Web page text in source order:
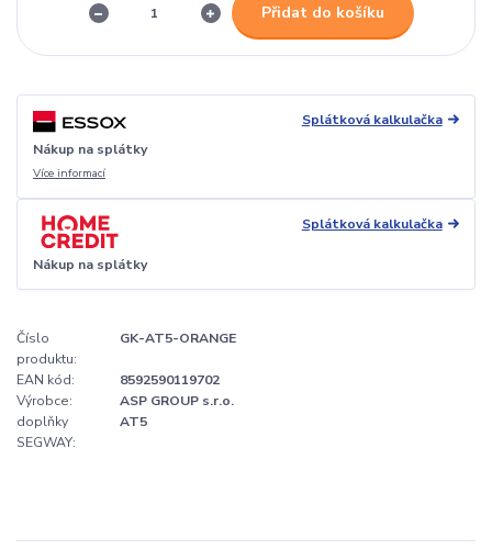
Přidat do košíku
Splátková kalkulačka
Nákup na splátky
Více informací
Splátková kalkulačka
Nákup na splátky
Číslo
produktu:
GK-AT5-ORANGE
EAN kód:
8592590119702
Výrobce:
ASP GROUP s.r.o.
doplňky
SEGWAY:
AT5